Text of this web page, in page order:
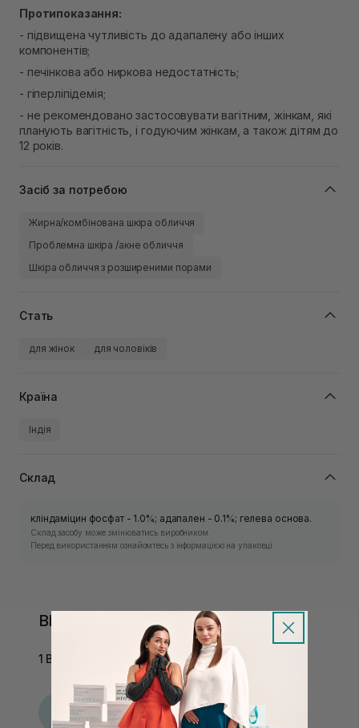
Протипоказання:
- підвищена чутливість до адапалену або інших
компонентів;
- печінкова або ниркова недостатність;
- гіперліпідемія;
- не рекомендовано застосовувати вагітним, жінкам, які
планують вагітність, і годуючим жінкам, а також дітям до
12 років.
Засіб за потребою
Жирна/комбінована шкіра обличчя
Проблемна шкіра /акне обличчя
Шкіра обличчя з розширеними порами
Стать
для жінок для чоловіків
Країна
Індія
Склад
кліндаміцин фосфат - 1.0%; адапален - 0.1%; гелева основа.
Склад засобу може змінюватись виробником.
Перед використанням ознайомтесь з інформацією на упаковці.
Відгуки
1 Відгук
Людмила